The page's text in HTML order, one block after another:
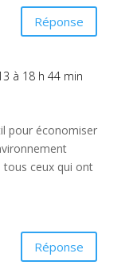
Réponse
à 18 h 44 min
pour économiser
tous ceux qui ont
Réponse